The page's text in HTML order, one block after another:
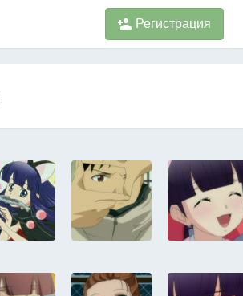
Регистрация